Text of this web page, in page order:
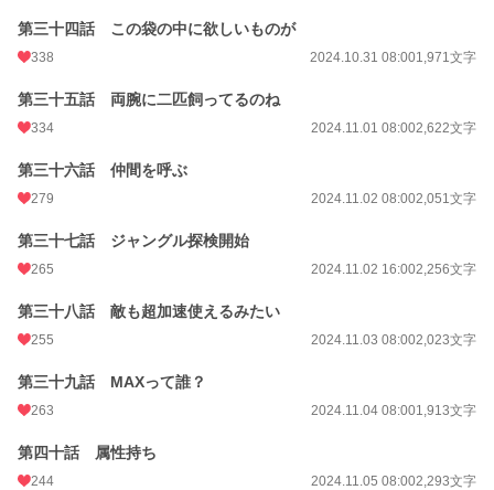
第三十四話 この袋の中に欲しいものが
338 2024.10.31 08:001,971文字
第三十五話 両腕に二匹飼ってるのね
334 2024.11.01 08:002,622文字
第三十六話 仲間を呼ぶ
279 2024.11.02 08:002,051文字
第三十七話 ジャングル探検開始
265 2024.11.02 16:002,256文字
第三十八話 敵も超加速使えるみたい
255 2024.11.03 08:002,023文字
第三十九話 MAXって誰？
263 2024.11.04 08:001,913文字
第四十話 属性持ち
244 2024.11.05 08:002,293文字